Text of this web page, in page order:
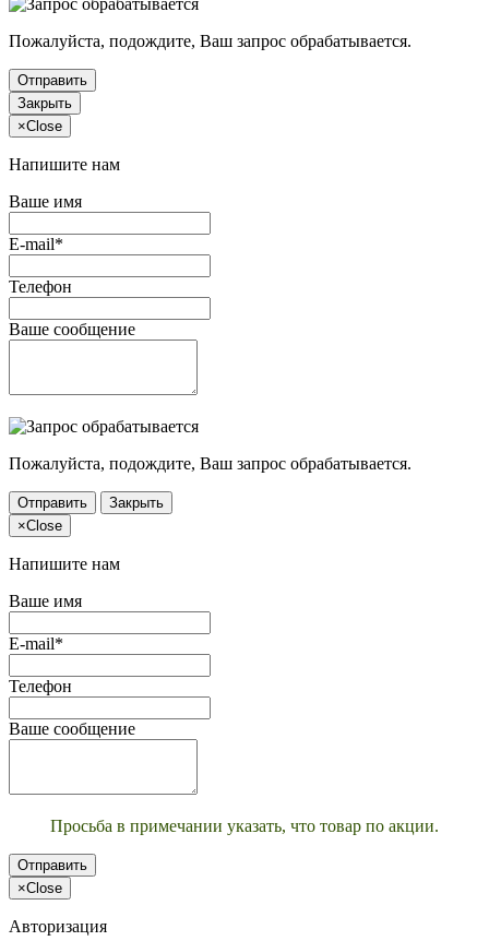
Пожалуйста, подождите, Ваш запрос обрабатывается.
Отправить
Закрыть
×Close
Напишите нам
Ваше имя
E-mail*
Телефон
Ваше сообщение
Пожалуйста, подождите, Ваш запрос обрабатывается.
Отправить
Закрыть
×Close
Напишите нам
Ваше имя
E-mail*
Телефон
Ваше сообщение
Просьба в примечании указать, что товар по акции.
Отправить
×Close
Авторизация